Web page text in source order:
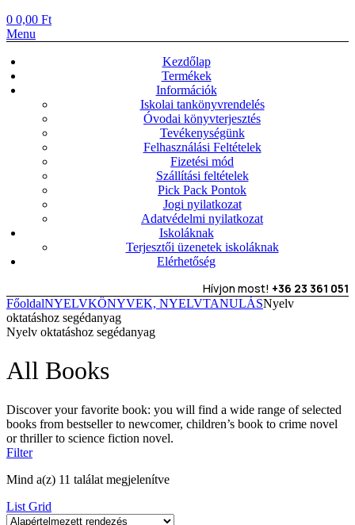
0 0,00 Ft
Menu
Kezdőlap
Termékek
Információk
Iskolai tankönyvrendelés
Óvodai könyvterjesztés
Tevékenységünk
Felhasználási Feltételek
Fizetési mód
Szállítási feltételek
Pick Pack Pontok
Jogi nyilatkozat
Adatvédelmi nyilatkozat
Iskoláknak
Terjesztői üzenetek iskoláknak
Elérhetőség
Hívjon most! +36 23 361 051
FőoldalNYELVKÖNYVEK, NYELVTANULÁSNyelv
oktatáshoz segédanyag
Nyelv oktatáshoz segédanyag
All Books
Discover your favorite book: you will find a wide range of selected
books from bestseller to newcomer, children’s book to crime novel
or thriller to science fiction novel.
Filter
Mind a(z) 11 találat megjelenítve
List Grid